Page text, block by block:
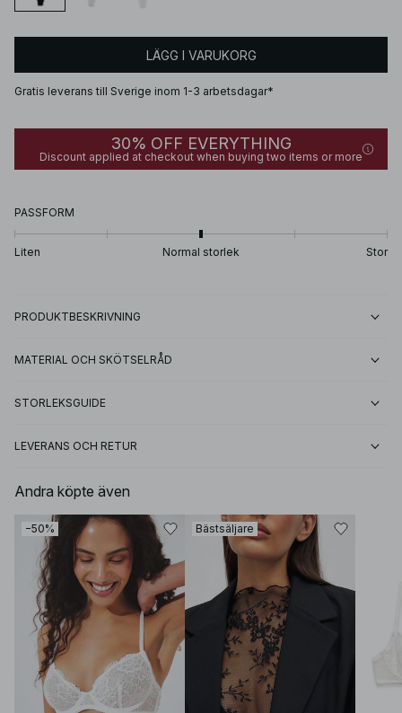
LÄGG I VARUKORG
Gratis leverans till Sverige inom 1-3 arbetsdagar*
30% OFF EVERYTHING
Discount applied at checkout when buying two items or more
PASSFORM
Liten Normal storlek Stor
PRODUKTBESKRIVNING
MATERIAL OCH SKÖTSELRÅD
STORLEKSGUIDE
LEVERANS OCH RETUR
Andra köpte även
−50% Bästsäljare